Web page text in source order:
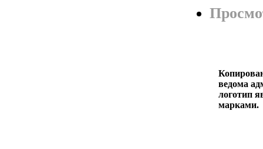
ведома
логотип
марками.